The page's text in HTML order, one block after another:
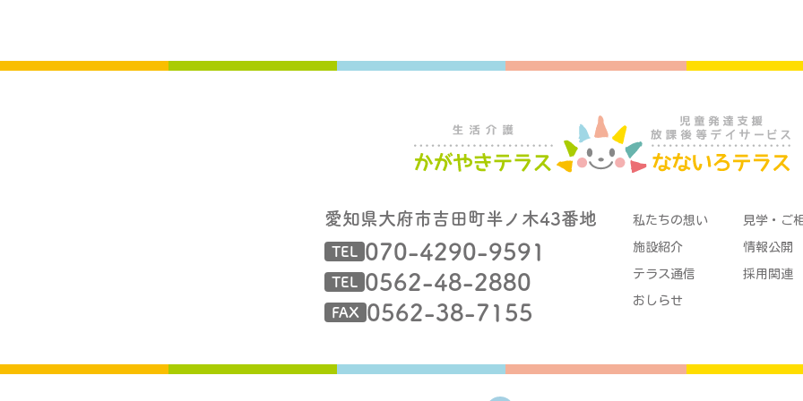
愛知県大府市吉田町半ノ木43番地
TEL 070-4290-9591
TEL 0562-48-2880
FAX 0562-38-7155
私たちの想い 見学・ご
施設紹介 情報公開
テラス通信 採用関連
おしらせ